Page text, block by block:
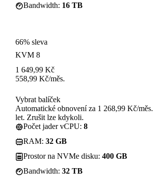
Bandwidth: 16 TB
66% sleva
KVM 8
1 649,99 Kč
558,99 Kč/měs.
Vybrat balíček
Automatické obnovení za 1 268,99 Kč/měs.
let. Zrušit lze kdykoli.
Počet jader vCPU: 8
RAM: 32 GB
Prostor na NVMe disku: 400 GB
Bandwidth: 32 TB